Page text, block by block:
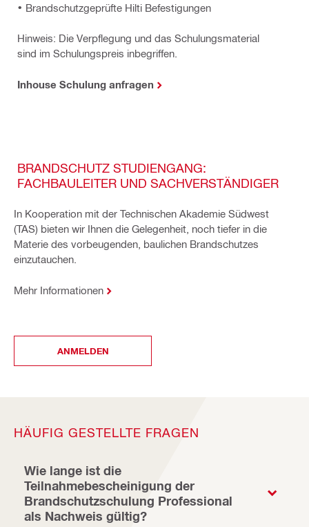
• Brandschutzgeprüfte Hilti Befestigungen
Hinweis: Die Verpflegung und das Schulungsmaterial
sind im Schulungspreis inbegriffen.
Inhouse Schulung anfragen
BRANDSCHUTZ STUDIENGANG:
FACHBAULEITER UND SACHVERSTÄNDIGER
In Kooperation mit der Technischen Akademie Südwest
(TAS) bieten wir Ihnen die Gelegenheit, noch tiefer in die
Materie des vorbeugenden, baulichen Brandschutzes
einzutauchen.
Mehr Informationen
ANMELDEN
HÄUFIG GESTELLTE FRAGEN
Wie lange ist die
Teilnahmebescheinigung der
Brandschutzschulung Professional
als Nachweis gültig?